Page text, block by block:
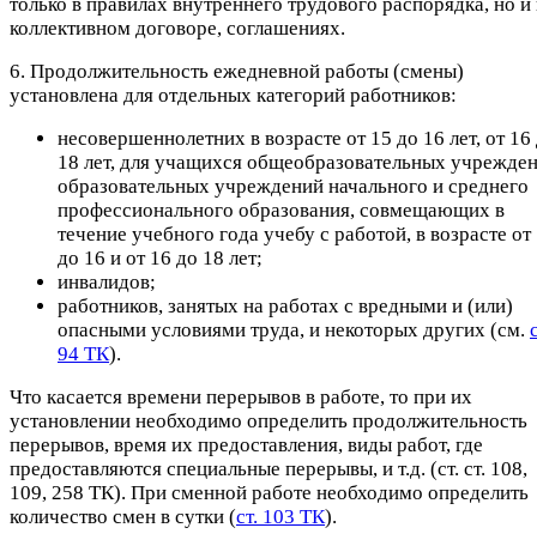
коллективном договоре, соглашениях.
6. Продолжительность ежедневной работы (смены)
установлена для отдельных категорий работников:
несовершеннолетних в возрасте от 15 до 16 лет, от 16
18 лет, для учащихся общеобразовательных
образовательных учреждений начального и среднего
профессионального образования, совмещающих в
течение учебного года учебу с работой, в возрасте от
до 16 и от 16 до 18 лет;
инвалидов;
работников, занятых на работах с вредными и (или)
опасными условиями труда, и некоторых других (см.
94 ТК).
Что касается времени перерывов в работе, то при их
установлении необходимо определить продолжительность
перерывов, время их предоставления, виды работ, где
предоставляются специальные перерывы, и т.д. (ст. ст. 108,
109, 258 ТК). При сменной работе необходимо определить
количество смен в сутки (ст. 103 ТК).